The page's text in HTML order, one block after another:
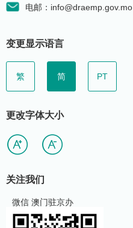
电邮：info@draemp.gov.mo
变更显示语言
繁 简 PT
更改字体大小
关注我们
微信 澳门驻京办